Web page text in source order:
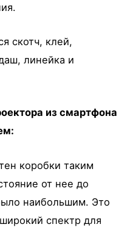
скотч, клей,
линейка и
из смартфона
коробки таким
от нее до
наибольшим. Это
спектр для